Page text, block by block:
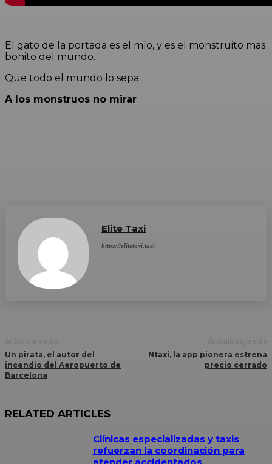
El gato de la portada es el mío, y es el monstruito mas
bonito del mundo.
Que todo el mundo lo sepa.
A los monstruos no mirar
Elite Taxi
https://elitetaxi.taxi
Un pirata, el autor del
incendio del Aeropuerto de
Barcelona
Ntaxi, la app pionera estrena
precio cerrado
RELATED ARTICLES
Clínicas especializadas y taxis
refuerzan la coordinación para
atender accidentados